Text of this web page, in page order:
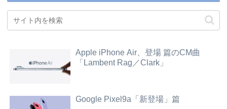
Apple iPhone Air、登場 篇のCM曲
「Lambent Rag／Clark」
Google Pixel9a「新登場」篇